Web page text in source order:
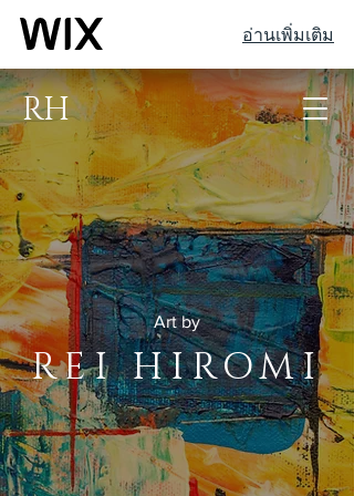
อ่านเพิ่มเติม